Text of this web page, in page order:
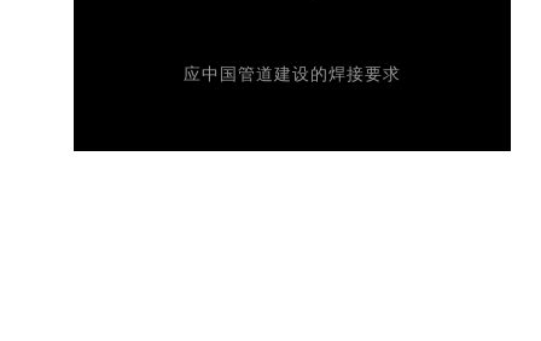
应中国管道建设的焊接要求